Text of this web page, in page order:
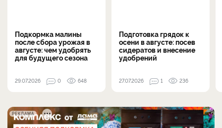
Подкормка малины
после сбора урожая в
августе: чем удобрять
для будущего сезона
29.07.2026 0 648
Подготовка грядок к
осени в августе: посев
сидератов и внесение
удобрений
27.07.2026 1 236
РЕКЛАМА